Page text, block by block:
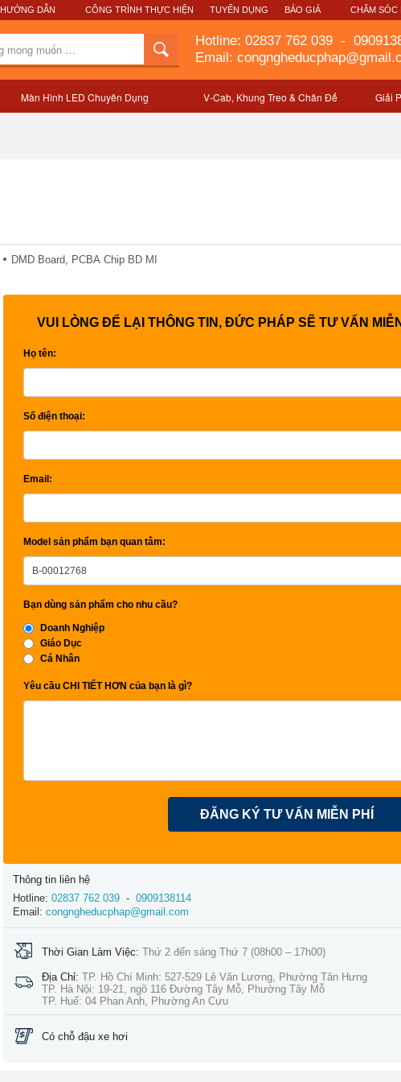
HƯỚNG DẪN CÔNG TRÌNH THỰC HIỆN TUYỂN DỤNG BÁO GIÁ CHĂM SÓC
Hotline: 02837 762 039 -
Email:
Mô tả sản phẩm
Màn Hình LED Chuyên Dụng V-Cab, Khung Treo & Chân Đế Giải
DMD Board, PCBA Chip BD MI
VUI LÒNG ĐỂ LẠI THÔNG TIN, ĐỨC PHÁP SẼ TƯ VẤN
Họ tên:
Số điện thoại:
Email:
Model sản phẩm bạn quan tâm:
Bạn dùng sản phẩm cho nhu cầu?
Doanh Nghiệp
Giáo Dục
Cá Nhân
Yêu cầu CHI TIẾT HƠN của bạn là gì?
ĐĂNG KÝ TƯ VẤN MIỄN PHÍ
Thông tin liên hệ
Hotline: 02837 762 039 - 0909138114
Email: congngheducphap@gmail.com
Thời Gian Làm Việc: Thứ 2 đến sáng Thứ 7 (08h00 – 17h00)
Địa Chỉ: TP. Hồ Chí Minh: 527-529 Lê Văn Lương, Phường Tân Hưng
TP. Hà Nội: 19-21, ngõ 116 Đường Tây Mỗ, Phường Tây Mỗ
TP. Huế: 04 Phan Anh, Phường An Cựu
Có chỗ đậu xe hơi